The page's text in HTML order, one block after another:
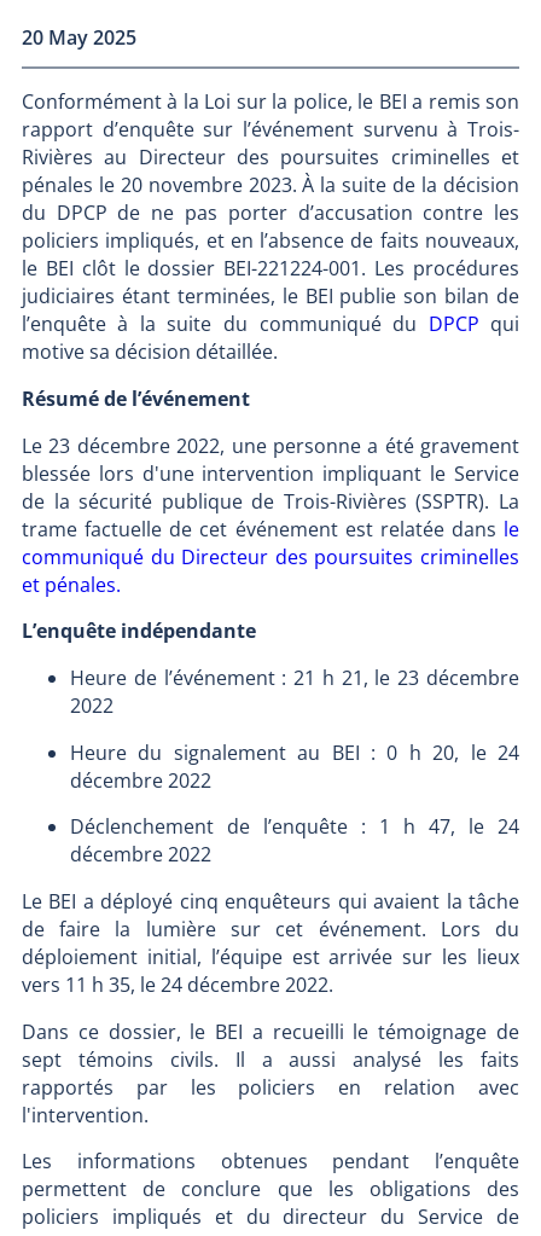
20 May 2025
Conformément à la Loi sur la police, le BEI a remis son
rapport d’enquête sur l’événement survenu à Trois-
Rivières au Directeur des poursuites criminelles et
pénales le 20 novembre 2023. À la suite de la décision
du DPCP de ne pas porter d’accusation contre les
policiers impliqués, et en l’absence de faits nouveaux,
le BEI clôt le dossier BEI-221224-001. Les procédures
judiciaires étant terminées, le BEI publie son bilan de
l’enquête à la suite du communiqué du DPCP qui
motive sa décision détaillée.
Résumé de l’événement
Le 23 décembre 2022, une personne a été gravement
blessée lors d'une intervention impliquant le Service
de la sécurité publique de Trois-Rivières (SSPTR). La
trame factuelle de cet événement est relatée dans le
communiqué du Directeur des poursuites criminelles
et pénales.
L’enquête indépendante
Heure de l’événement : 21 h 21, le 23 décembre
2022
Heure du signalement au BEI : 0 h 20, le 24
décembre 2022
Déclenchement de l’enquête : 1 h 47, le 24
décembre 2022
Le BEI a déployé cinq enquêteurs qui avaient la tâche
de faire la lumière sur cet événement. Lors du
déploiement initial, l’équipe est arrivée sur les lieux
vers 11 h 35, le 24 décembre 2022.
Dans ce dossier, le BEI a recueilli le témoignage de
sept témoins civils. Il a aussi analysé les faits
rapportés par les policiers en relation avec
l'intervention.
Les informations obtenues pendant l’enquête
permettent de conclure que les obligations des
policiers impliqués et du directeur du Service de